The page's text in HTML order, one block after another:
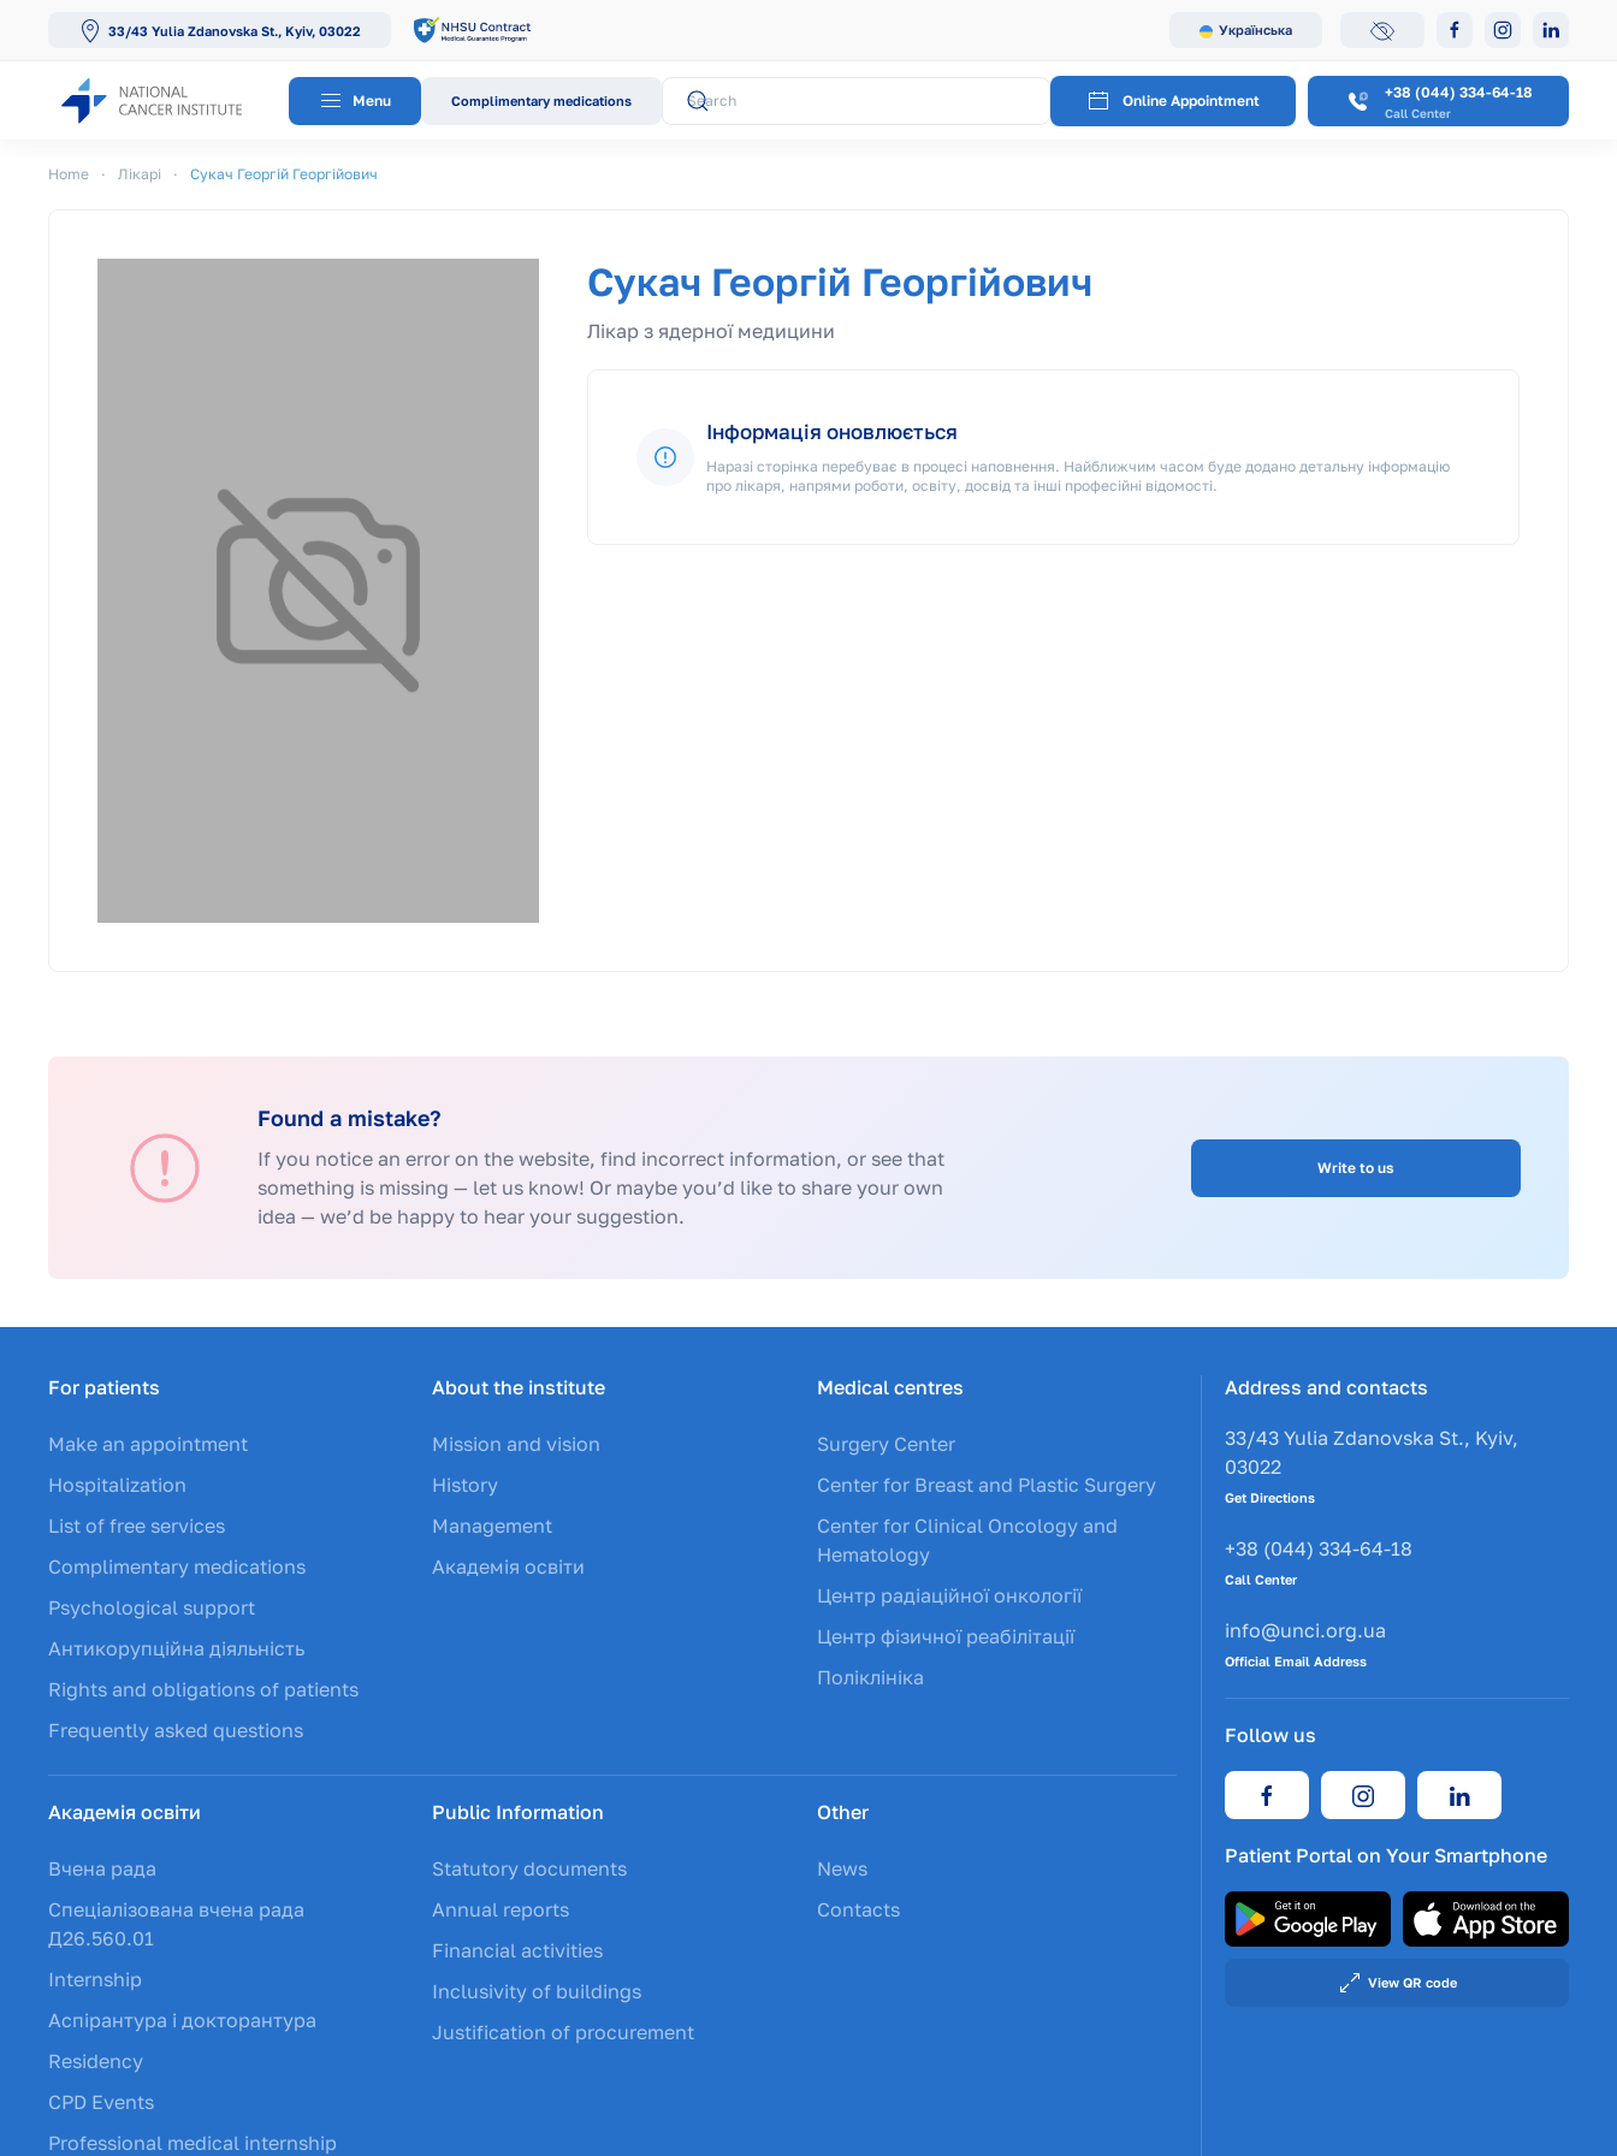
33/43 Yulia Zdanovska St., Kyiv, 03022 Українська
Menu Complimentary medications Online Appointment +38 (044) 334-64-18
Call Center
Home Лікарі Сукач Георгій Георгійович
Сукач Георгій Георгійович
Лікар з ядерної медицини
Інформація оновлюється
Наразі сторінка перебуває в процесі наповнення. Найближчим часом буде додано детальну інформацію
про лікаря, напрями роботи, освіту, досвід та інші професійні відомості.
Found a mistake?
If you notice an error on the website, find incorrect information, or see that
something is missing — let us know! Or maybe you’d like to share your own
idea — we’d be happy to hear your suggestion.
Write to us
For patients
Make an appointment
Hospitalization
List of free services
Complimentary medications
Psychological support
Антикорупційна діяльність
Rights and obligations of patients
Frequently asked questions
About the institute
Mission and vision
History
Management
Академія освіти
Medical centres
Surgery Center
Center for Breast and Plastic Surgery
Center for Clinical Oncology and
Hematology
Центр радіаційної онкології
Центр фізичної реабілітації
Поліклініка
Академія освіти
Вчена рада
Спеціалізована вчена рада
Д26.560.01
Internship
Аспірантура і докторантура
Residency
CPD Events
Professional medical internship
Public Information
Statutory documents
Annual reports
Financial activities
Inclusivity of buildings
Justification of procurement
Other
News
Contacts
Address and contacts
33/43 Yulia Zdanovska St., Kyiv,
03022
Get Directions
+38 (044) 334-64-18
Call Center
info@unci.org.ua
Official Email Address
Follow us
Patient Portal on Your Smartphone
View QR code